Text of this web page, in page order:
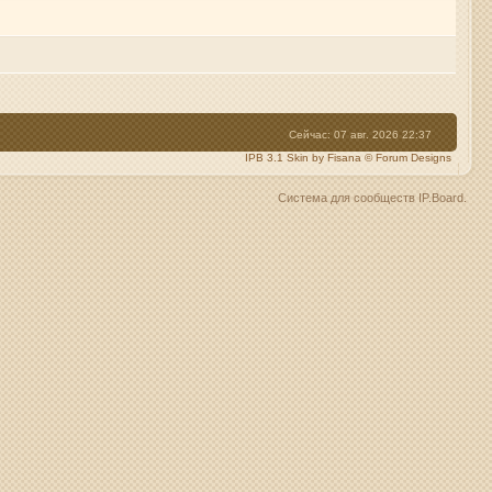
Сейчас: 07 авг. 2026 22:37
IPB 3.1 Skin by Fisana ©Forum Designs
Система для сообществ IP.Board